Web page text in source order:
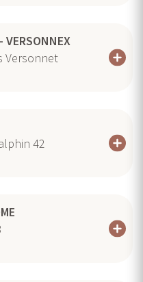
VERSONNEX
Versonnet
42